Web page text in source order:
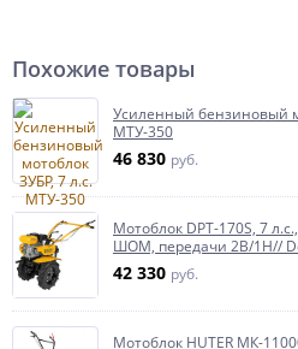
Похожие товары
Усиленный бензиновый
МТУ-350
46 830 руб.
Мотоблок DPT-170S, 7
ШОМ, передачи 2В/1Н//
42 330 руб.
Мотоблок HUTER МК-